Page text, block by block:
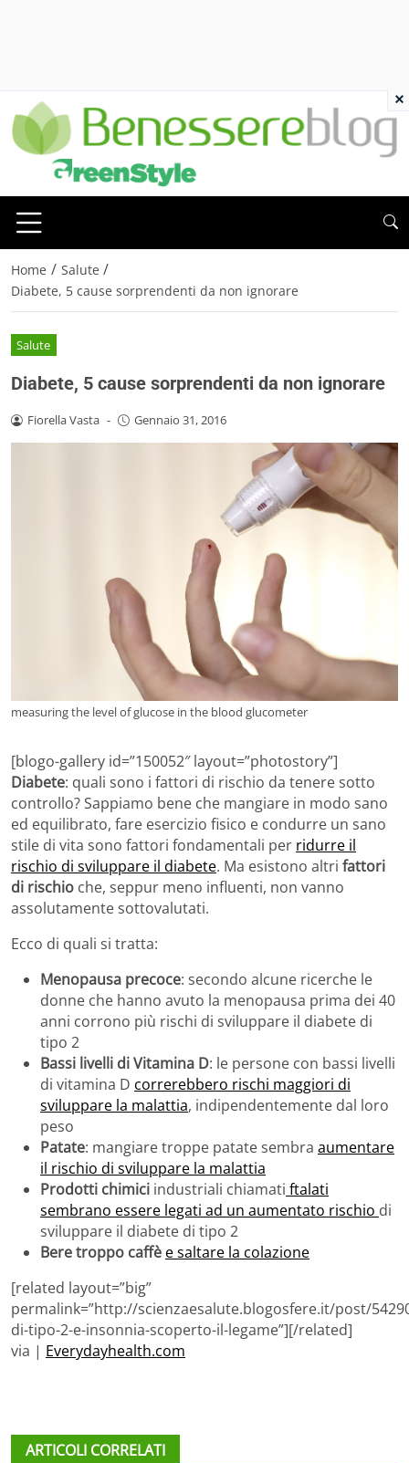
Home / Salute /
Diabete, 5 cause sorprendenti da non ignorare
Salute
Diabete, 5 cause sorprendenti da non ignorare
Fiorella Vasta - Gennaio 31, 2016
measuring the level of glucose in the blood glucometer
[blogo-gallery id=”150052″ layout=”photostory”]
Diabete: quali sono i fattori di rischio da tenere sotto
controllo? Sappiamo bene che mangiare in modo sano
ed equilibrato, fare esercizio fisico e condurre un sano
stile di vita sono fattori fondamentali per ridurre il
rischio di sviluppare il diabete. Ma esistono altri fattori
di rischio che, seppur meno influenti, non vanno
assolutamente sottovalutati.
Ecco di quali si tratta:
Menopausa precoce: secondo alcune ricerche le
donne che hanno avuto la menopausa prima dei 40
anni corrono più rischi di sviluppare il diabete di
tipo 2
Bassi livelli di Vitamina D: le persone con bassi livelli
di vitamina D correrebbero rischi maggiori di
sviluppare la malattia, indipendentemente dal loro
peso
Patate: mangiare troppe patate sembra aumentare
il rischio di sviluppare la malattia
Prodotti chimici industriali chiamati ftalati
sembrano essere legati ad un aumentato rischio di
sviluppare il diabete di tipo 2
Bere troppo caffè e saltare la colazione
[related layout=”big”
permalink=”http://scienzaesalute.blogosfere.it/post/
di-tipo-2-e-insonnia-scoperto-il-legame”][/related]
via | Everydayhealth.com
ARTICOLI CORRELATI
×